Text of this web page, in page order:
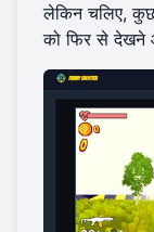
लेकिन चलिए,
को फिर से देखने